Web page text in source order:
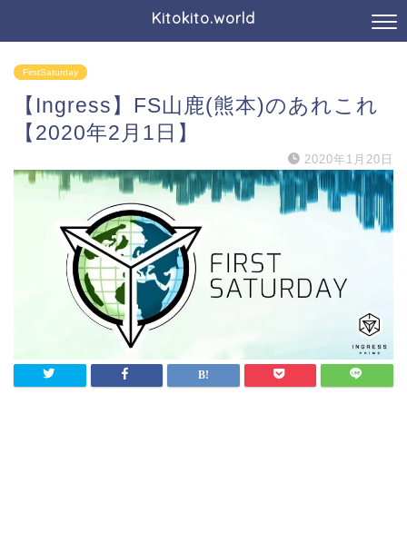
Kitokito.world
FirstSaturday
【Ingress】FS山鹿(熊本)のあれこれ
【2020年2月1日】
2020年1月20日